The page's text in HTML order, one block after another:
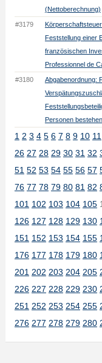
(Nettoberechnung)
#3179
Feststellung einer
französischen
Professionnel de
#3180
Abgabenordnung:
Personen
1 2 3 4 5 6 7 8 9 10 11
26 27 28 29 30 31 32
51 52 53 54 55 56 57
76 77 78 79 80 81 82
101 102 103 104 105
126 127 128 129 130
151 152 153 154 155
176 177 178 179 180
201 202 203 204 205
226 227 228 229 230
251 252 253 254 255
276 277 278 279 280